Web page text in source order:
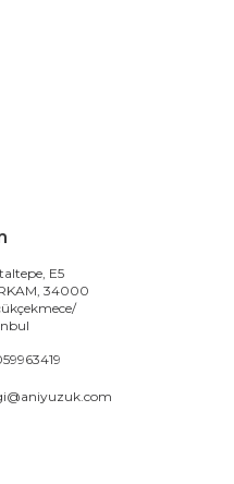
E5
34000